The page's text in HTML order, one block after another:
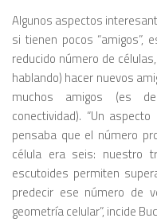
Algunos aspectos
si tienen pocos “amigos”,
reducido número de
hablando) hacer nuevos
muchos amigos (es
conectividad). “Un
pensaba que el número
célula era seis: nuestro
escutoides permiten
predecir ese número de
geometría celular”, incide